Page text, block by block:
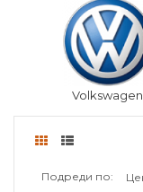
Volkswagen
Подреди по: